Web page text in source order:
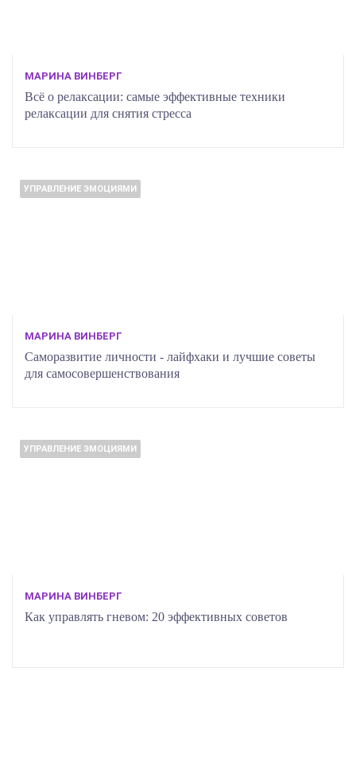
МАРИНА ВИНБЕРГ
Всё о релаксации: самые эффективные техники
релаксации для снятия стресса
УПРАВЛЕНИЕ ЭМОЦИЯМИ
МАРИНА ВИНБЕРГ
Саморазвитие личности - лайфхаки и лучшие советы
для самосовершенствования
УПРАВЛЕНИЕ ЭМОЦИЯМИ
МАРИНА ВИНБЕРГ
Как управлять гневом: 20 эффективных советов